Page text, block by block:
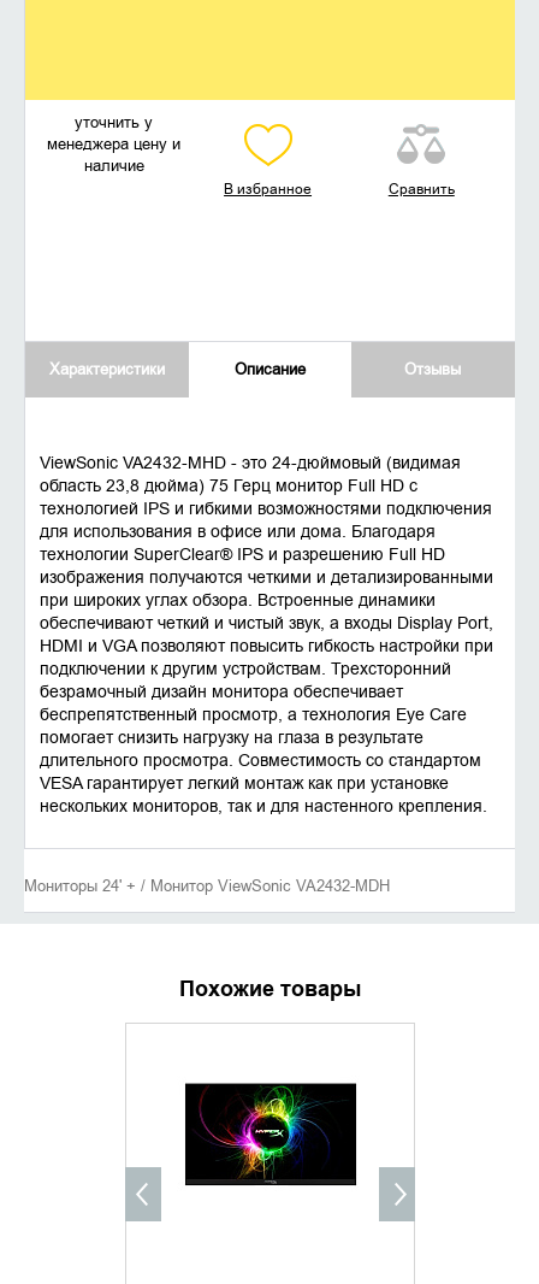
уточнить у
менеджера цену и
наличие
В избранное Сравнить
Характеристики Описание Отзывы
ViewSonic VA2432-MHD - это 24-дюймовый (видимая
область 23,8 дюйма) 75 Герц монитор Full HD с
технологией IPS и гибкими возможностями подключения
для использования в офисе или дома. Благодаря
технологии SuperClear® IPS и разрешению Full HD
изображения получаются четкими и детализированными
при широких углах обзора. Встроенные динамики
обеспечивают четкий и чистый звук, а входы Display Port,
HDMI и VGA позволяют повысить гибкость настройки при
подключении к другим устройствам. Трехсторонний
безрамочный дизайн монитора обеспечивает
беспрепятственный просмотр, а технология Eye Care
помогает снизить нагрузку на глаза в результате
длительного просмотра. Совместимость со стандартом
VESA гарантирует легкий монтаж как при установке
нескольких мониторов, так и для настенного крепления.
Мониторы 24' + / Монитор ViewSonic VA2432-MDH
Похожие товары
УТОЧНИТЬ НАЛИЧИЕ